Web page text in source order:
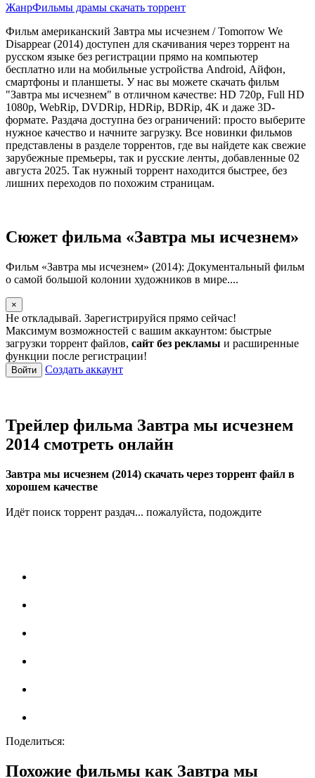
ЖанрФильмы драмы скачать торрент
Фильм американский Завтра мы исчезнем / Tomorrow We
Disappear (2014) доступен для скачивания через торрент на
русском языке без регистрации прямо на компьютер
бесплатно или на мобильные устройства Android, Айфон,
смартфоны и планшеты. У нас вы можете скачать фильм
"Завтра мы исчезнем" в отличном качестве: HD 720p, Full HD
1080p, WebRip, DVDRip, HDRip, BDRip, 4K и даже 3D-
формате. Раздача доступна без ограничений: просто выберите
нужное качество и начните загрузку. Все новинки фильмов
представлены в разделе торрентов, где вы найдете как свежие
зарубежные премьеры, так и русские ленты, добавленные 02
августа 2025. Так нужный торрент находится быстрее, без
лишних переходов по похожим страницам.
Сюжет фильма «Завтра мы исчезнем»
Фильм «Завтра мы исчезнем» (2014): Документальный фильм
о самой большой колонии художников в мире....
×
Не откладывай. Зарегистрируйся прямо сейчас!
Максимум возможностей с вашим аккаунтом: быстрые
загрузки торрент файлов, сайт без рекламы и расширенные
функции после регистрации!
Войти Создать аккаунт
Трейлер фильма Завтра мы исчезнем
2014 смотреть онлайн
Завтра мы исчезнем (2014) скачать через торрент файл в
хорошем качестве
Идёт поиск торрент раздач... пожалуйста, подождите
Поделиться:
Похожие фильмы как Завтра мы